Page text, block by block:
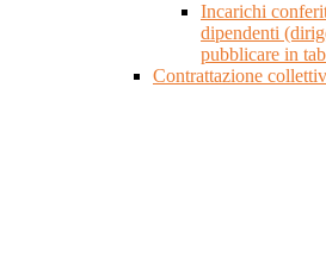
Incarichi
dipendenti
pubblicare in
Contrattazione